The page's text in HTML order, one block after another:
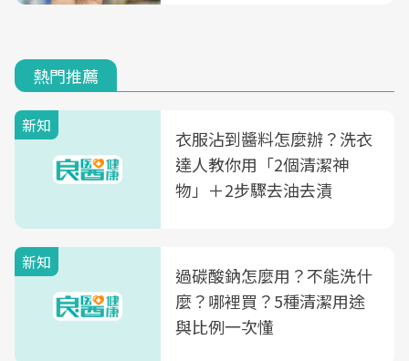
熱門推薦
新知
衣服沾到醬料怎麼辦？洗衣
達人教你用「2個清潔神
物」＋2步驟去油去漬
新知
過碳酸鈉怎麼用？不能洗什
麼？哪裡買？5種清潔用途
與比例一次懂